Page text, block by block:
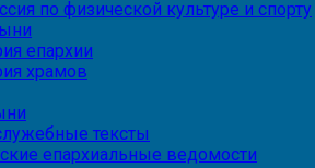
по физической культуре и спорту
епархии
храмов
тексты
епархиальные ведомости